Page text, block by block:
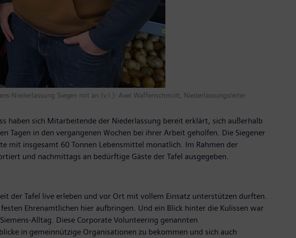
Niederlassung Siegen mit an (v.l.): Axel Waffenschmidt, Niederlassungsleiter
haben sich Mitarbeitende der Niederlassung bereit erklärt, sich außerhalb
Tagen in den vergangenen Wochen bei ihrer Arbeit geholfen. Die Siegener
mit insgesamt 60 Tonnen Lebensmittel monatlich. Im Rahmen der
und nachmittags an bedürftige Gäste der Tafel ausgegeben.
der Tafel live erleben und vor Ort mit vollem Einsatz unterstützen durften.
Ehrenamtlichen hier aufbringen. Und ein Blick hinter die Kulissen war
Alltag. Diese Corporate Volunteering genannten
in gemeinnützige Organisationen zu bekommen und sich auch